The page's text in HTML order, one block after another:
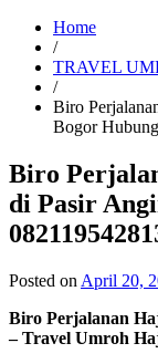
Home
/
TRAVEL
/
Biro
Bogor
Biro
di Pasir
Posted on April 20,
Biro Perjalanan
– Travel Umroh